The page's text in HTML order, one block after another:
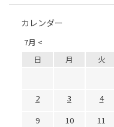
カレンダー
7月 <
日 月 火
2
3 4
9
10 11